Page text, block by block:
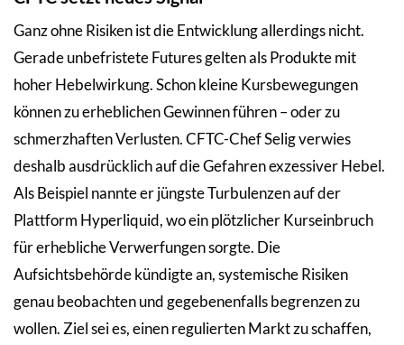
Ganz ohne Risiken ist die Entwicklung allerdings nicht.
Gerade unbefristete Futures gelten als Produkte mit
hoher Hebelwirkung. Schon kleine Kursbewegungen
können zu erheblichen Gewinnen führen – oder zu
schmerzhaften Verlusten. CFTC-Chef Selig verwies
deshalb ausdrücklich auf die Gefahren exzessiver Hebel.
Als Beispiel nannte er jüngste Turbulenzen auf der
Plattform Hyperliquid, wo ein plötzlicher Kurseinbruch
für erhebliche Verwerfungen sorgte. Die
Aufsichtsbehörde kündigte an, systemische Risiken
genau beobachten und gegebenenfalls begrenzen zu
wollen. Ziel sei es, einen regulierten Markt zu schaffen,